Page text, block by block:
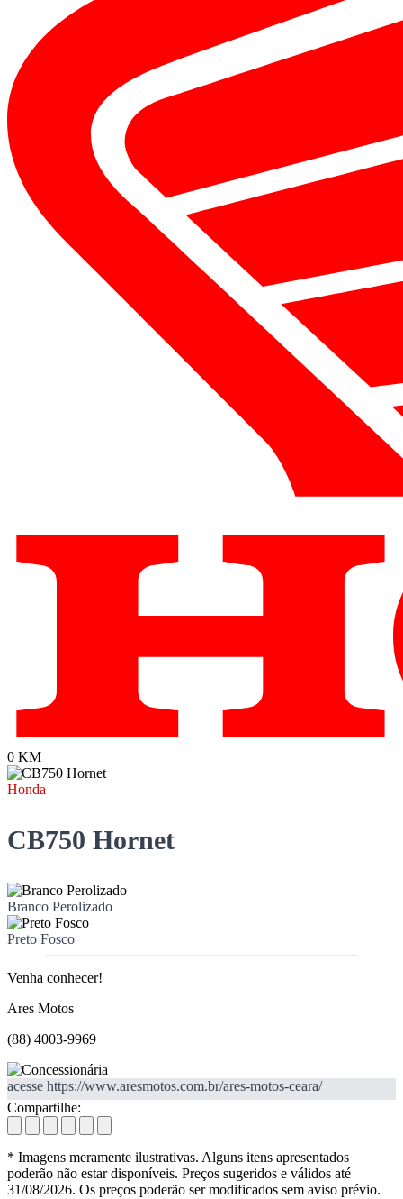
0 KM
Honda
CB750 Hornet
Branco Perolizado
Preto Fosco
Venha conhecer!
Ares Motos
(88) 4003-9969
acesse https://www.aresmotos.com.br/ares-motos-ceara/
Compartilhe:
* Imagens meramente ilustrativas. Alguns itens apresentados
poderão não estar disponíveis. Preços sugeridos e válidos até
31/08/2026. Os preços poderão ser modificados sem aviso prévio.